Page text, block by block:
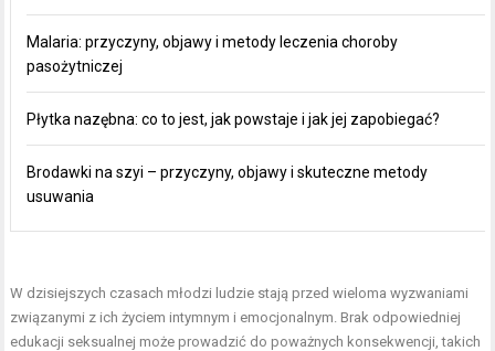
Malaria: przyczyny, objawy i metody leczenia choroby
pasożytniczej
Płytka nazębna: co to jest, jak powstaje i jak jej zapobiegać?
Brodawki na szyi – przyczyny, objawy i skuteczne metody
usuwania
W dzisiejszych czasach młodzi ludzie stają przed wieloma wyzwaniami
związanymi z ich życiem intymnym i emocjonalnym. Brak odpowiedniej
edukacji seksualnej może prowadzić do poważnych konsekwencji, takich